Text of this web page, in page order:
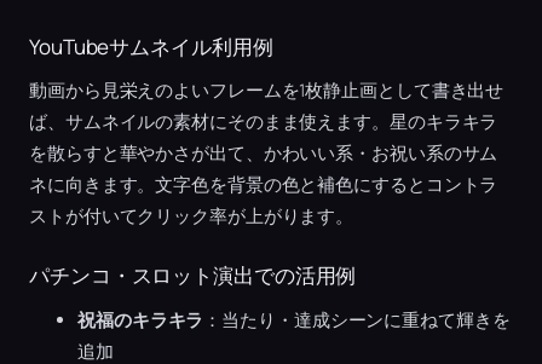
YouTubeサムネイル利用例
動画から見栄えのよいフレームを1枚静止画として書き出せ
ば、サムネイルの素材にそのまま使えます。星のキラキラ
を散らすと華やかさが出て、かわいい系・お祝い系のサム
ネに向きます。文字色を背景の色と補色にするとコントラ
ストが付いてクリック率が上がります。
パチンコ・スロット演出での活用例
祝福のキラキラ ：当たり・達成シーンに重ねて輝きを
追加